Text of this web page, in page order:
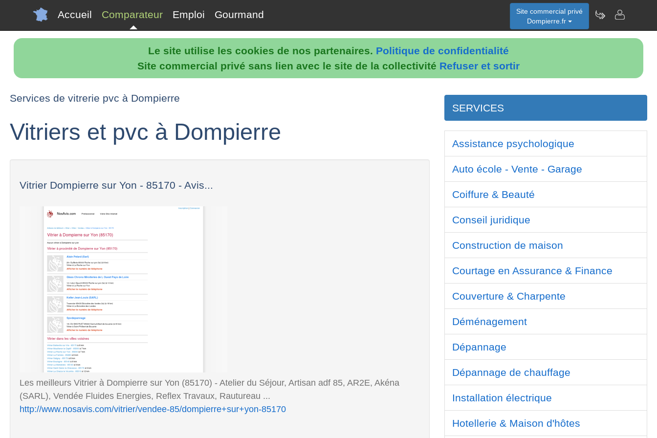
Le site utilise les cookies de nos partenaires. Politique de confidentialité
Site commercial privé sans lien avec le site de la collectivité Refuser et sortir
Accueil Comparateur Emploi Gourmand
Site commercial privé
Dompierre.fr
Services de vitrerie pvc à Dompierre
Vitriers et pvc à Dompierre
Vitrier Dompierre sur Yon - 85170 - Avis...
Les meilleurs Vitrier à Dompierre sur Yon (85170) - Atelier du Séjour, Artisan adf 85, AR2E, Akéna
(SARL), Vendée Fluides Energies, Reflex Travaux, Rautureau ...
http://www.nosavis.com/vitrier/vendee-85/dompierre+sur+yon-85170
SERVICES
Assistance psychologique
Auto école - Vente - Garage
Coiffure & Beauté
Conseil juridique
Construction de maison
Courtage en Assurance & Finance
Couverture & Charpente
Déménagement
Dépannage
Dépannage de chauffage
Installation électrique
Hotellerie & Maison d'hôtes